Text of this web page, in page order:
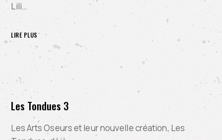
Lili…
LIRE PLUS
Les Tondues 3
Les Arts Oseurs et leur nouvelle création, Les